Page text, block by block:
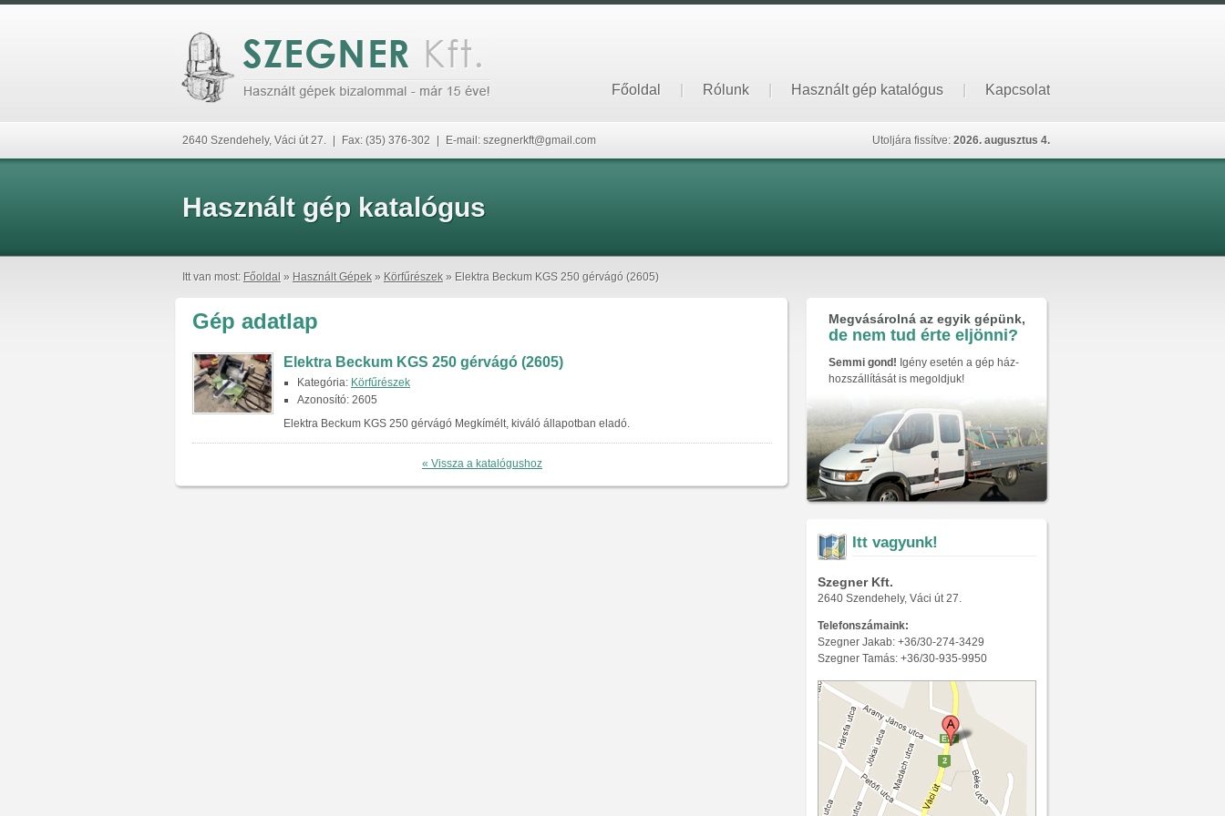
Főoldal Rólunk Használt gép katalógus Kapcsolat
2640 Szendehely, Váci út 27. Fax: (35) 376-302 E-mail: szegnerkft@gmail.com Utoljára fissítve: 2026. augusztus 4.
Használt gép katalógus
Itt van most: Főoldal » Használt Gépek » Körfűrészek » Elektra Beckum KGS 250 gérvágó (2605)
Gép adatlap
Elektra Beckum KGS 250 gérvágó (2605)
Kategória: Körfűrészek
Azonosító: 2605
Elektra Beckum KGS 250 gérvágó Megkímélt, kiváló állapotban eladó.
« Vissza a katalógushoz
Megvásárolná az egyik gépünk,
de nem tud érte eljönni?
Semmi gond! Igény esetén a gép ház-
hozszállítását is megoldjuk!
Itt vagyunk!
Szegner Kft.
2640 Szendehely, Váci út 27.
Telefonszámaink:
Szegner Jakab: +36/30-274-3429
Szegner Tamás: +36/30-935-9950